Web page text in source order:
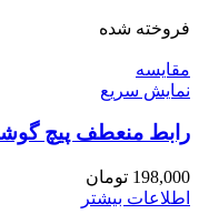
فروخته شده
مقايسه
نمایش سریع
رابط منعطف پیچ
198,000 تومان
اطلاعات بیشتر